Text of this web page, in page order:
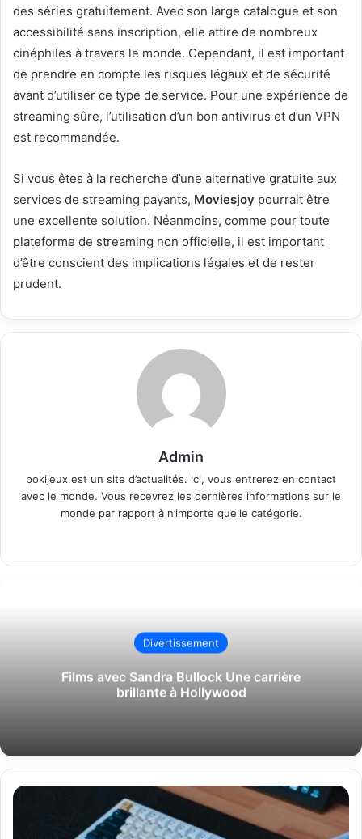
des séries gratuitement. Avec son large catalogue et son
accessibilité sans inscription, elle attire de nombreux
cinéphiles à travers le monde. Cependant, il est important
de prendre en compte les risques légaux et de sécurité
avant d’utiliser ce type de service. Pour une expérience de
streaming sûre, l’utilisation d’un bon antivirus et d’un VPN
est recommandée.
Si vous êtes à la recherche d’une alternative gratuite aux
services de streaming payants, Moviesjoy pourrait être
une excellente solution. Néanmoins, comme pour toute
plateforme de streaming non officielle, il est important
d’être conscient des implications légales et de rester
prudent.
Admin
pokijeux est un site d’actualités. ici, vous entrerez en contact
avec le monde. Vous recevrez les dernières informations sur le
monde par rapport à n’importe quelle catégorie.
Divertissement
Films avec Sandra Bullock Une carrière
brillante à Hollywood
Tuxboard